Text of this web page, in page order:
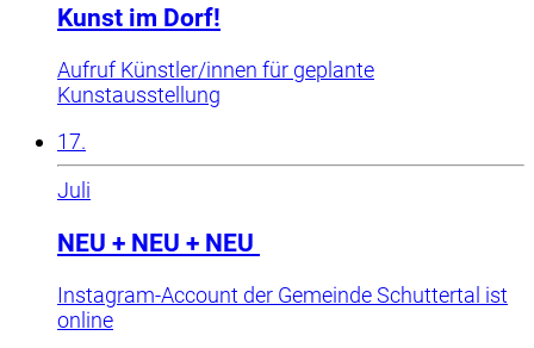
Kunst im Dorf!
Aufruf Künstler/innen für geplante
Kunstausstellung
17.
Juli
NEU + NEU + NEU
Instagram-Account der Gemeinde Schuttertal ist
online